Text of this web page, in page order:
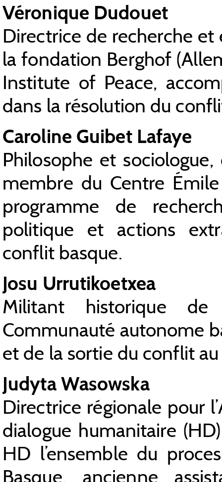
Véronique Dudouet
Directrice de recherche
la fondation Berghof
Institute of Peace,
dans la résolution du
Caroline Guibet Lafaye
Philosophe et
membre du Centre
programme de
politique et actions
conflit basque.
Josu Urrutikoetxea
Militant historique
Communauté autonome
et de la sortie du conflit au
Judyta Wasowska
Directrice régionale pour
dialogue humanitaire
HD l’ensemble du
Basque, ancienne